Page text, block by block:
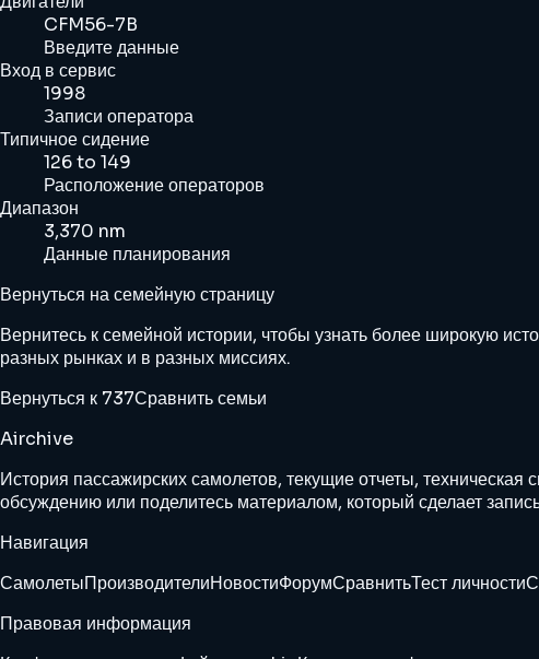
CFM56-7B
Введите данные
Вход в сервис
1998
Записи оператора
Типичное сидение
126 to 149
Расположение операторов
Диапазон
3,370 nm
Данные планирования
Вернуться на семейную страницу
Вернитесь к семейной истории, чтобы узнать более широкую
разных рынках и в разных миссиях.
Вернуться к 737Сравнить семьи
Airchive
История пассажирских самолетов, текущие отчеты,
обсуждению или поделитесь материалом, который сделает
Навигация
СамолетыПроизводителиНовостиФорумСравнитьТест личности
Правовая информация